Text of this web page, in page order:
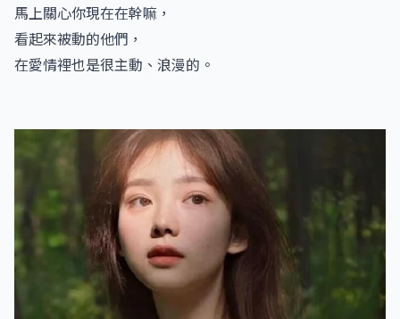
馬上關心你現在在幹嘛，
看起來被動的他們，
在愛情裡也是很主動、浪漫的。